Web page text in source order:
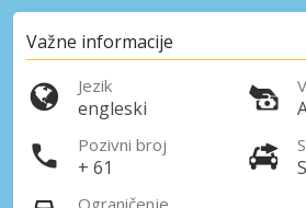
Važne informacije
Jezik
engleski
Pozivni broj
+ 61